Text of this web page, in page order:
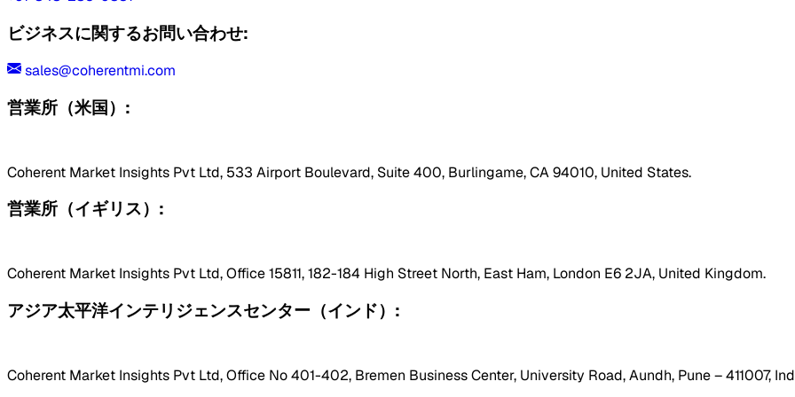
ビジネスに関するお問い合わせ:
sales@coherentmi.com
営業所（米国）:
Coherent Market Insights Pvt Ltd, 533 Airport Boulevard, Suite 400, Burlingame, CA 94010, United States.
営業所（イギリス）:
Coherent Market Insights Pvt Ltd, Office 15811, 182-184 High Street North, East Ham, London E6 2JA, United Kingdom.
アジア太平洋インテリジェンスセンター（インド）:
Coherent Market Insights Pvt Ltd, Office No 401-402, Bremen Business Center, University Road, Aundh, Pune – 411007,